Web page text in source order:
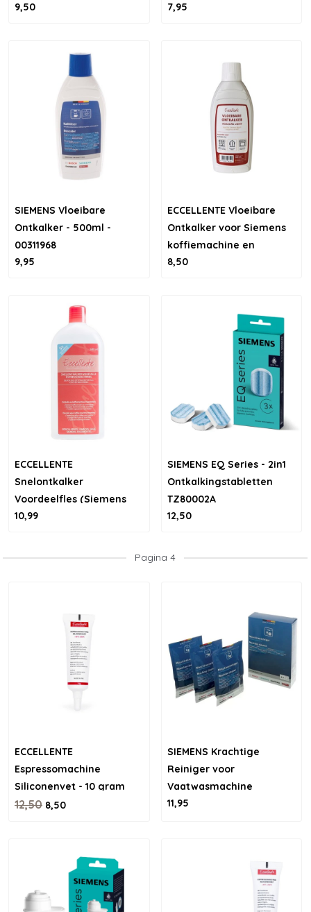
9,50
7,95
SIEMENS Vloeibare
Ontkalker - 500ml -
00311968
9,95
ECCELLENTE Vloeibare
Ontkalker voor Siemens
koffiemachine en
stoomoven
8,50
ECCELLENTE
Snelontkalker
Voordeelfles (Siemens
Bosch)
10,99
SIEMENS EQ Series - 2in1
Ontkalkingstabletten
TZ80002A
12,50
Pagina 4
ECCELLENTE
Espressomachine
Siliconenvet - 10 gram
12,50 8,50
SIEMENS Krachtige
Reiniger voor
Vaatwasmachine
11,95